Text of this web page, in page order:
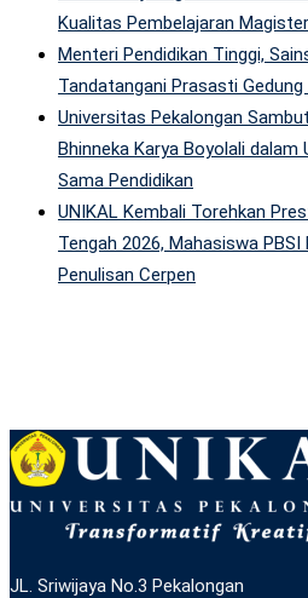
Kualitas Pembelajaran
Menteri Pendidikan Tinggi,
Tandatangani Prasasti
Universitas Pekalongan
Bhinneka Karya Boyolali dalam
Sama Pendidikan
UNIKAL Kembali Torehkan
Tengah 2026, Mahasiswa
Penulisan Cerpen
JL. Sriwijaya No.3 Pekalongan